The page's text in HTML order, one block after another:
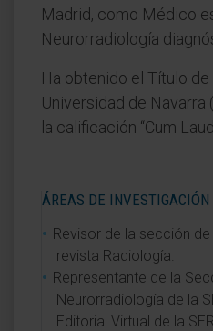
Madrid, como Médico
Neurorradiología
Ha obtenido el Título
Universidad de Navarra
la calificación “Cum
ÁREAS DE INVESTIGACIÓN
Revisor de la sección
revista Radiología.
Representante de la
Neurorradiología de la
Editorial Virtual de la